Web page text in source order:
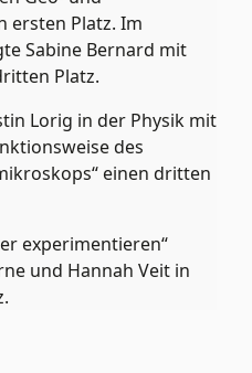
ersten Platz. Im
Sabine Bernard mit
Platz.
Lorig in der Physik mit
des
einen dritten
experimentieren“
und Hannah Veit in